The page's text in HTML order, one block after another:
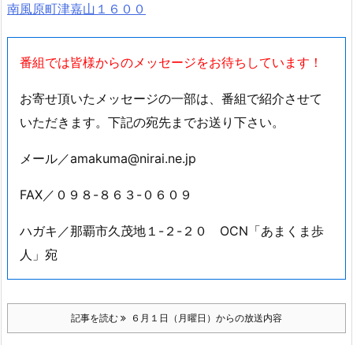
南風原町津嘉山１６００
番組では皆様からのメッセージをお待ちしています！
お寄せ頂いたメッセージの一部は、番組で紹介させて
いただきます。下記の宛先までお送り下さい。
メール／amakuma@nirai.ne.jp
FAX／０９８-８６３-０６０９
ハガキ／那覇市久茂地１-２-２０ OCN「あまくま歩
人」宛
記事を読む ６月１日（月曜日）からの放送内容